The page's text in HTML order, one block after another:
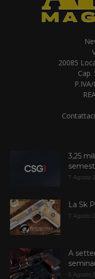
20085
Cap.
3,25
7 Agosto
La Sk
7 Agosto
A
6 Agosto